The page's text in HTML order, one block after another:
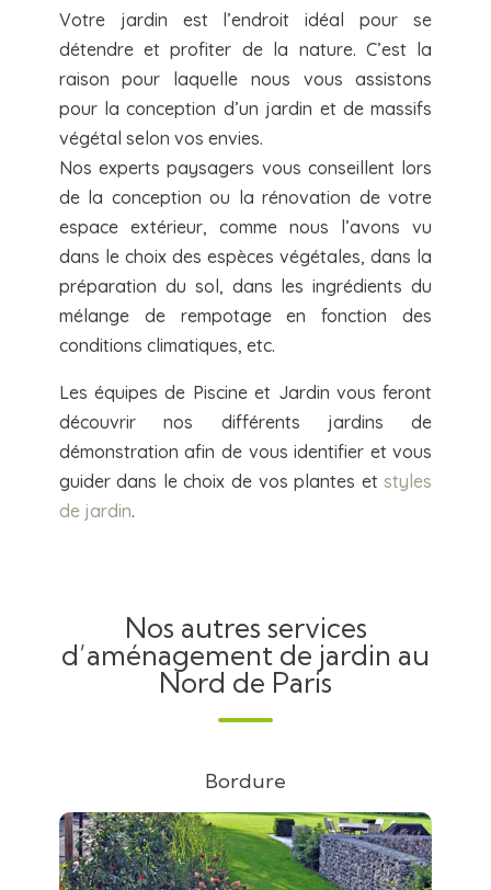
Votre jardin est l’endroit idéal pour se
détendre et profiter de la nature. C’est la
raison pour laquelle nous vous assistons
pour la conception d’un jardin et de massifs
végétal selon vos envies.
Nos experts paysagers vous conseillent lors
de la conception ou la rénovation de votre
espace extérieur, comme nous l’avons vu
dans le choix des espèces végétales, dans la
préparation du sol, dans les ingrédients du
mélange de rempotage en fonction des
conditions climatiques, etc.
Les équipes de Piscine et Jardin vous feront
découvrir nos différents jardins de
démonstration afin de vous identifier et vous
guider dans le choix de vos plantes et styles
de jardin.
Nos autres services
d’aménagement de jardin au
Nord de Paris
Bordure